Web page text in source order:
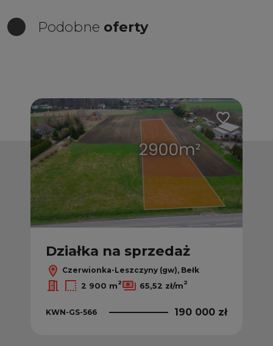
Podobne oferty
Dodaj do
Działka na sprzedaż
Czerwionka-Leszczyny (gw), Bełk
2 900 m2 65,52 zł/m2
KWN-GS-566 190 000 zł